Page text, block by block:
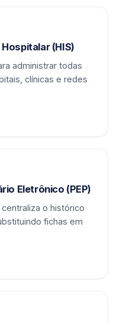
(HIS)
administrar todas
clínicas e redes
Eletrônico (PEP)
o histórico
fichas em